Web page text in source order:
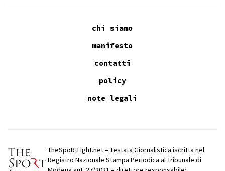
chi siamo
manifesto
contatti
policy
note legali
TheSpoRtLight.net – Testata Giornalistica iscritta nel
Registro Nazionale Stampa Periodica al Tribunale di